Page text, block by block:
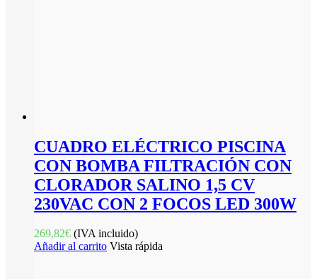
CUADRO ELÉCTRICO PISCINA
CON BOMBA FILTRACIÓN CON
CLORADOR SALINO 1,5 CV
230VAC CON 2 FOCOS LED 300W
269,82€ (IVA incluido)
Añadir al carrito Vista rápida